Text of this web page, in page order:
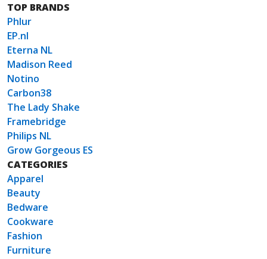
TOP BRANDS
Phlur
EP.nl
Eterna NL
Madison Reed
Notino
Carbon38
The Lady Shake
Framebridge
Philips NL
Grow Gorgeous ES
CATEGORIES
Apparel
Beauty
Bedware
Cookware
Fashion
Furniture